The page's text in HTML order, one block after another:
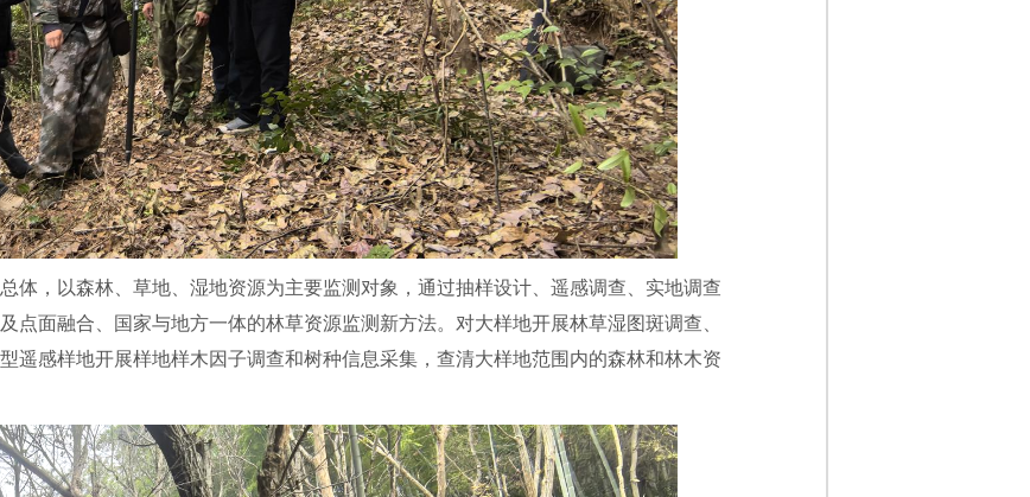
体，以森林、草地、湿地资源为主要监测对象，通过抽样设计、遥感调查、实地调查
点面融合、国家与地方一体的林草资源监测新方法。对大样地开展林草湿图斑调查、
遥感样地开展样地样木因子调查和树种信息采集，查清大样地范围内的森林和林木资